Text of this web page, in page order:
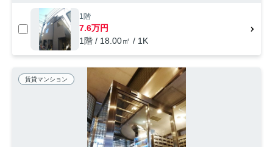
1階
7.6万円
1階 / 18.00㎡ / 1K
賃貸マンション